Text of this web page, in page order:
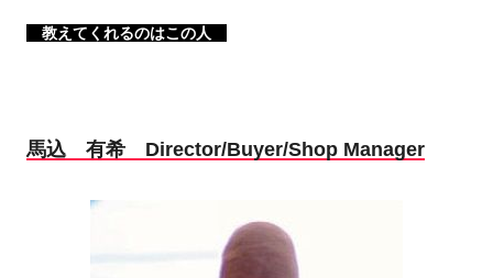
教えてくれるのはこの人
馬込 有希 Director/Buyer/Shop Manager